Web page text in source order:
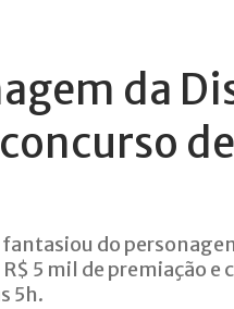
da
do
5 mil de premiação e
5h.